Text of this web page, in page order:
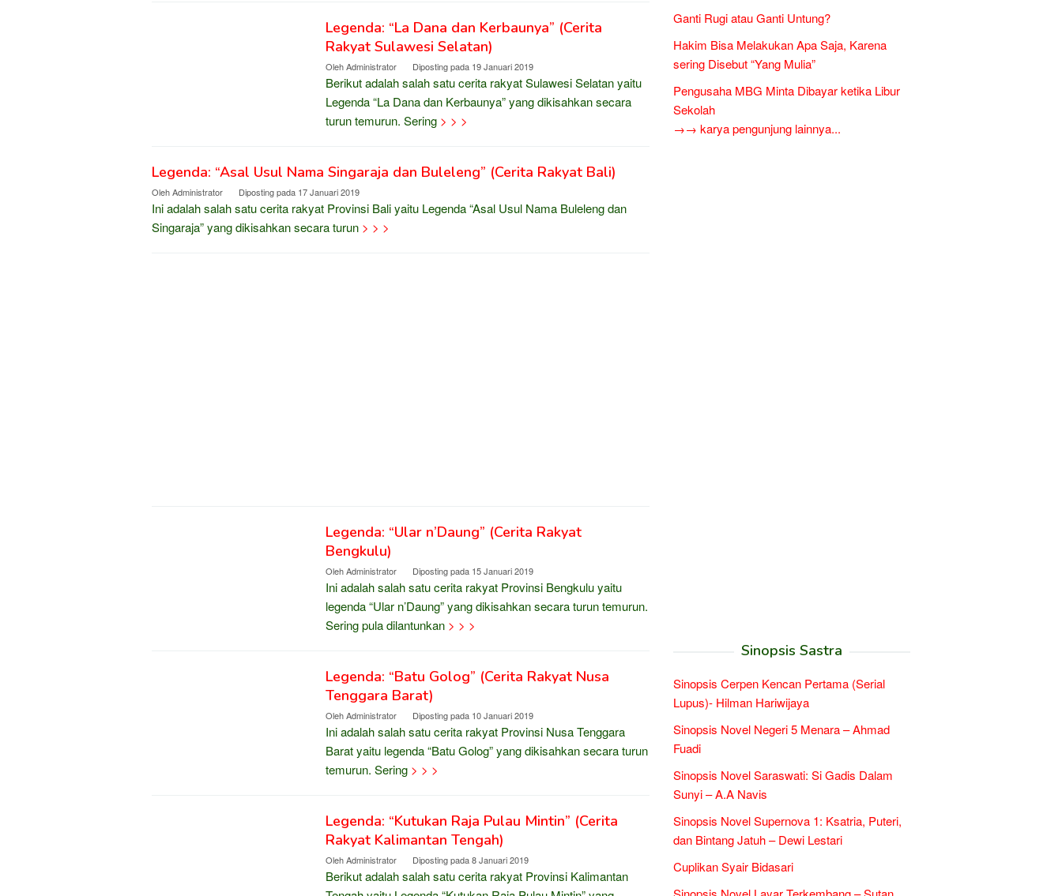
Legenda: “La Dana dan Kerbaunya” (Cerita
Rakyat Sulawesi Selatan)
OlehAdministrator Diposting pada 19 Januari 2019
Berikut adalah salah satu cerita rakyat Sulawesi Selatan yaitu
Legenda “La Dana dan Kerbaunya” yang dikisahkan secara
turun temurun. Sering > > >
Legenda: “Asal Usul Nama Singaraja dan Buleleng” (Cerita Rakyat Bali)
OlehAdministrator Diposting pada 17 Januari 2019
Ini adalah salah satu cerita rakyat Provinsi Bali yaitu Legenda “Asal Usul Nama Buleleng dan
Singaraja” yang dikisahkan secara turun > > >
Legenda: “Ular n’Daung” (Cerita Rakyat
Bengkulu)
OlehAdministrator Diposting pada 15 Januari 2019
Ini adalah salah satu cerita rakyat Provinsi Bengkulu yaitu
legenda “Ular n’Daung” yang dikisahkan secara turun temurun.
Sering pula dilantunkan > > >
Legenda: “Batu Golog” (Cerita Rakyat Nusa
Tenggara Barat)
OlehAdministrator Diposting pada 10 Januari 2019
Ini adalah salah satu cerita rakyat Provinsi Nusa Tenggara
Barat yaitu legenda “Batu Golog” yang dikisahkan secara turun
temurun. Sering > > >
Legenda: “Kutukan Raja Pulau Mintin” (Cerita
Rakyat Kalimantan Tengah)
OlehAdministrator Diposting pada8 Januari 2019
Berikut adalah salah satu cerita rakyat Provinsi Kalimantan
Ganti Rugi atau Ganti Untung?
Hakim Bisa Melakukan Apa Saja, Karena
sering Disebut “Yang Mulia”
Pengusaha MBG Minta Dibayar ketika Libur
Sekolah
→→ karya pengunjung lainnya...
Sinopsis Sastra
Sinopsis Cerpen Kencan Pertama (Serial
Lupus)- Hilman Hariwijaya
Sinopsis Novel Negeri 5 Menara – Ahmad
Fuadi
Sinopsis Novel Saraswati: Si Gadis Dalam
Sunyi – A.A Navis
Sinopsis Novel Supernova 1: Ksatria, Puteri,
dan Bintang Jatuh – Dewi Lestari
Cuplikan Syair Bidasari